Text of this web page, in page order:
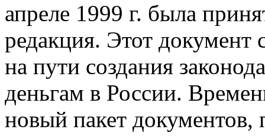
апреле 1999 г. была
редакция. Этот
на пути создания
деньгам в России.
новый пакет документов,